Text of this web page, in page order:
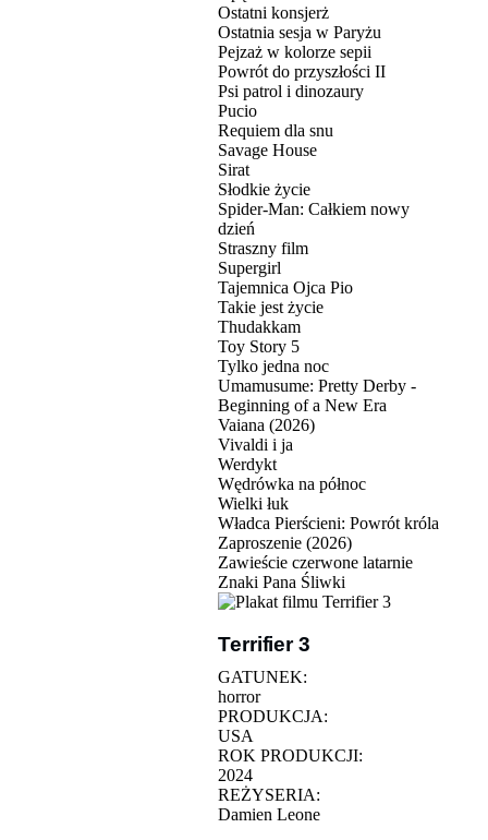
Ostatni konsjerż
Ostatnia sesja w Paryżu
Pejzaż w kolorze sepii
Powrót do przyszłości II
Psi patrol i dinozaury
Pucio
Requiem dla snu
Savage House
Sirat
Słodkie życie
Spider-Man: Całkiem nowy
dzień
Straszny film
Supergirl
Tajemnica Ojca Pio
Takie jest życie
Thudakkam
Toy Story 5
Tylko jedna noc
Umamusume: Pretty Derby -
Beginning of a New Era
Vaiana (2026)
Vivaldi i ja
Werdykt
Wędrówka na północ
Wielki łuk
Władca Pierścieni: Powrót króla
Zaproszenie (2026)
Zawieście czerwone latarnie
Znaki Pana Śliwki
Terrifier 3
GATUNEK:
horror
PRODUKCJA:
USA
ROK PRODUKCJI:
2024
REŻYSERIA:
Damien Leone